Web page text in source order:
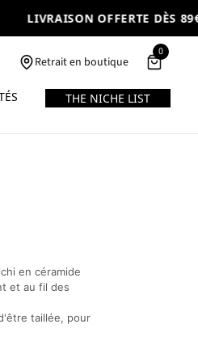
LIVRAISON OFFERTE DÈS
Retrait en boutique
0
THE NICHE LIST
en céramide
et au fil des
taillée, pour